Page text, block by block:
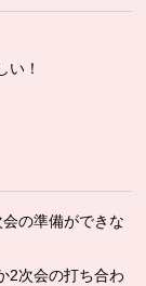
い！
の準備ができな
2次会の打ち合わ